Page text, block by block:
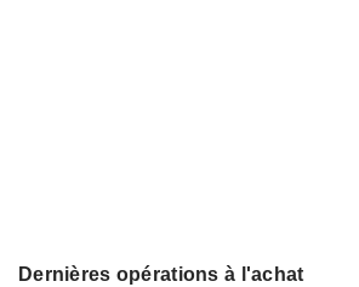
Dernières opérations à l'achat